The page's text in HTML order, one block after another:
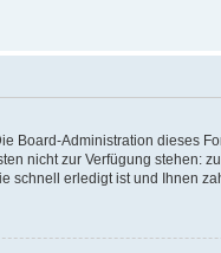
Board-Administration dieses
nicht zur Verfügung stehen:
schnell erledigt ist und Ihnen